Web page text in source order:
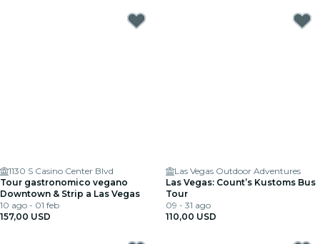
1130 S Casino Center Blvd
Tour gastronomico vegano
Downtown & Strip a Las Vegas
10 ago - 01 feb
157,00 USD
Las Vegas Outdoor Adventures
Las Vegas: Count’s Kustoms Bus
Tour
09 - 31 ago
110,00 USD